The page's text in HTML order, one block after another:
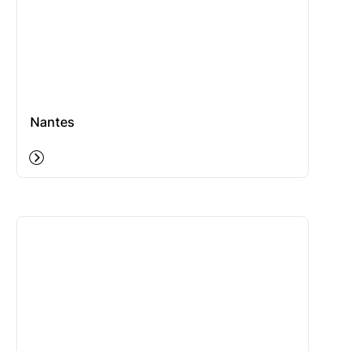
Nantes